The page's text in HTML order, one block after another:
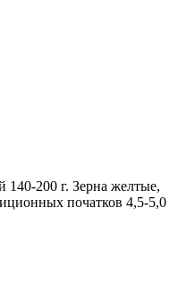
140-200 г. Зерна желтые,
початков 4,5-5,0